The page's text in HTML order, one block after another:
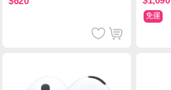
免運